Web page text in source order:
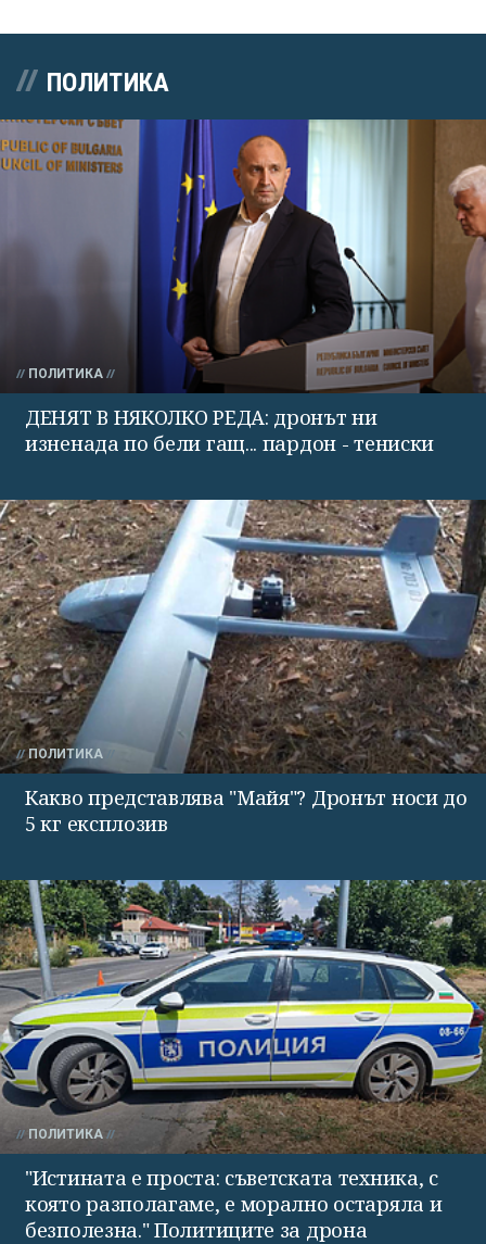
ПОЛИТИКА
ПОЛИТИКА
ДЕНЯТ В НЯКОЛКО РЕДА: дронът ни
изненада по бели гащ... пардон - тениски
ПОЛИТИКА
Какво представлява "Майя"? Дронът носи до
5 кг експлозив
ПОЛИТИКА
"Истината е проста: съветската техника, с
която разполагаме, е морално остаряла и
безполезна." Политиците за дрона